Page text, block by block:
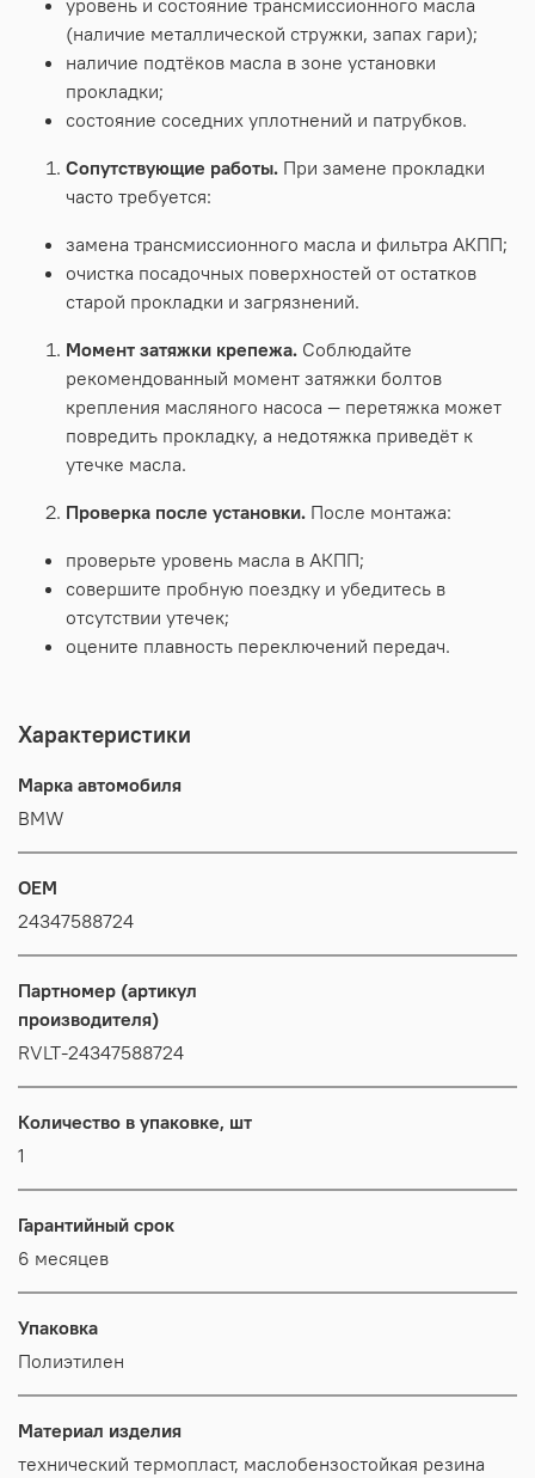
уровень и состояние трансмиссионного масла
(наличие металлической стружки, запах гари);
наличие подтёков масла в зоне установки
прокладки;
состояние соседних уплотнений и патрубков.
Сопутствующие работы. При замене прокладки
часто требуется:
замена трансмиссионного масла и фильтра АКПП;
очистка посадочных поверхностей от остатков
старой прокладки и загрязнений.
Момент затяжки крепежа. Соблюдайте
рекомендованный момент затяжки болтов
крепления масляного насоса — перетяжка может
повредить прокладку, а недотяжка приведёт к
утечке масла.
Проверка после установки. После монтажа:
проверьте уровень масла в АКПП;
совершите пробную поездку и убедитесь в
отсутствии утечек;
оцените плавность переключений передач.
Характеристики
Марка автомобиля
BMW
OEM
24347588724
Партномер (артикул
производителя)
RVLT-24347588724
Количество в упаковке, шт
1
Гарантийный срок
6 месяцев
Упаковка
Полиэтилен
Материал изделия
технический термопласт, маслобензостойкая резина